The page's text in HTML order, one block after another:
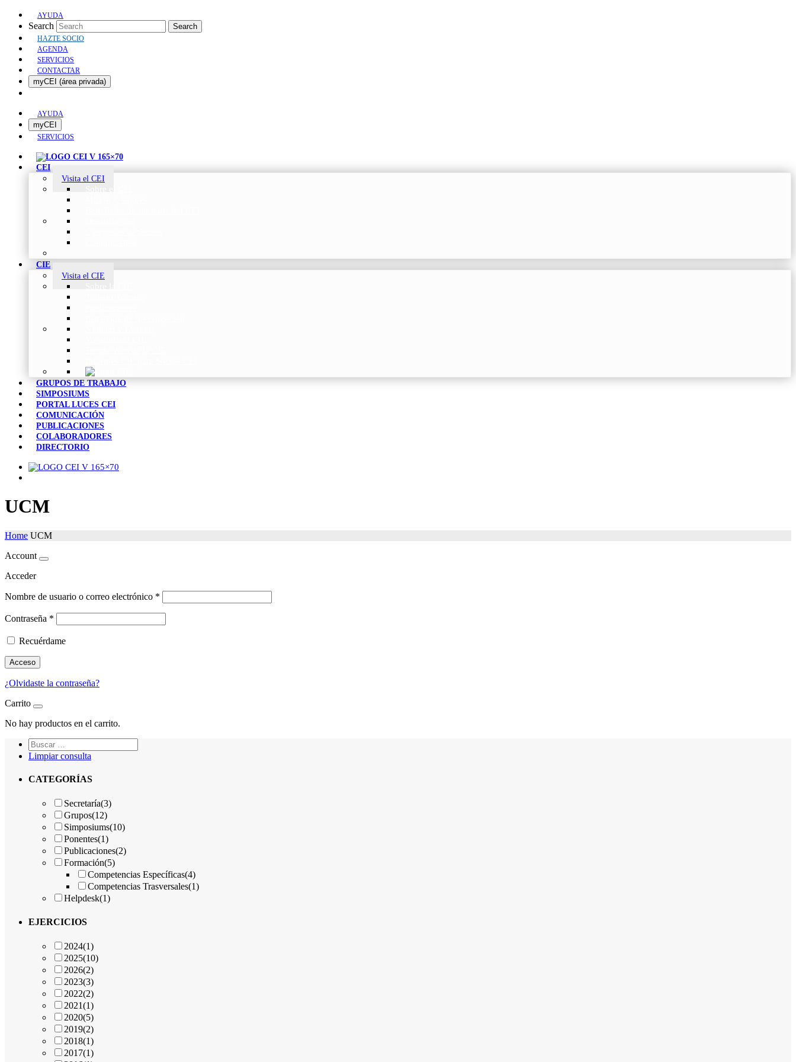
AYUDA
Search Search
HAZTE SOCIO
AGENDA
SERVICIOS
CONTACTAR
myCEI (área privada)
AYUDA
myCEI
SERVICIOS
CEI
Visita el CEI
CIE
Visita el CIE
GRUPOS DE TRABAJO
SIMPOSIUMS
PORTAL LUCES CEI
COMUNICACIÓN
PUBLICACIONES
COLABORADORES
DIRECTORIO
UCM
Home UCM
Account
Acceder
Nombre de usuario o correo electrónico *
Contraseña *
Recuérdame
Acceso
¿Olvidaste la contraseña?
Carrito
No hay productos en el carrito.
Limpiar consulta
CATEGORÍAS
Secretaría(3)
Grupos(12)
Simposiums(10)
Ponentes(1)
Publicaciones(2)
Formación(5)
Competencias Específicas(4)
Competencias Trasversales(1)
Helpdesk(1)
EJERCICIOS
2024(1)
2025(10)
2026(2)
2023(3)
2022(2)
2021(1)
2020(5)
2019(2)
2018(1)
2017(1)